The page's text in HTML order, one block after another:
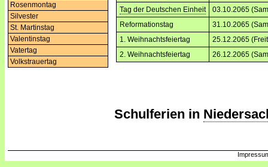
Rosenmontag
Silvester
St. Martinstag
Valentinstag
Vatertag
Volkstrauertag
Tag der Deutschen Einheit
03.10.2065
Reformationstag
31.10.2065
1. Weihnachtsfeiertag
25.12.2065
2. Weihnachtsfeiertag
26.12.2065
Schulferien in